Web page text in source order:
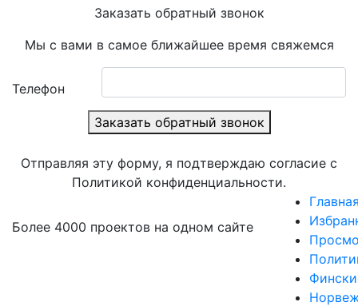
Заказать обратный звонок
Мы с вами в самое ближайшее время свяжемся
Телефон
Заказать обратный звонок
Отправляя эту форму, я подтверждаю согласие с
Политикой конфиденциальности.
Более 4000 проектов на одном сайте